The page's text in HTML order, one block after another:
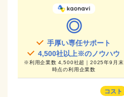
◎
手厚い専任サポート
4,500社以上※のノウハウ
※利用企業数 4,500社超｜2025年9月末
時点の利用企業数
コスト